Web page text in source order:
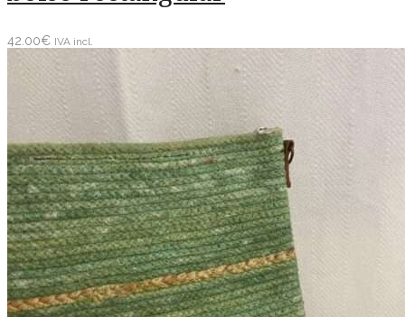
42.00€ IVA incl.